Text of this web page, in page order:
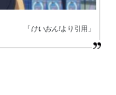
「けいおん!より引用」